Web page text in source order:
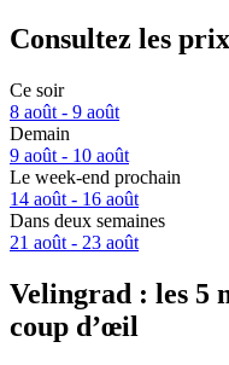
Consultez les
Ce soir
8 août - 9 août
Demain
9 août - 10 août
Le week-end prochain
14 août - 16 août
Dans deux semaines
21 août - 23 août
Velingrad : les 5
coup d’œil